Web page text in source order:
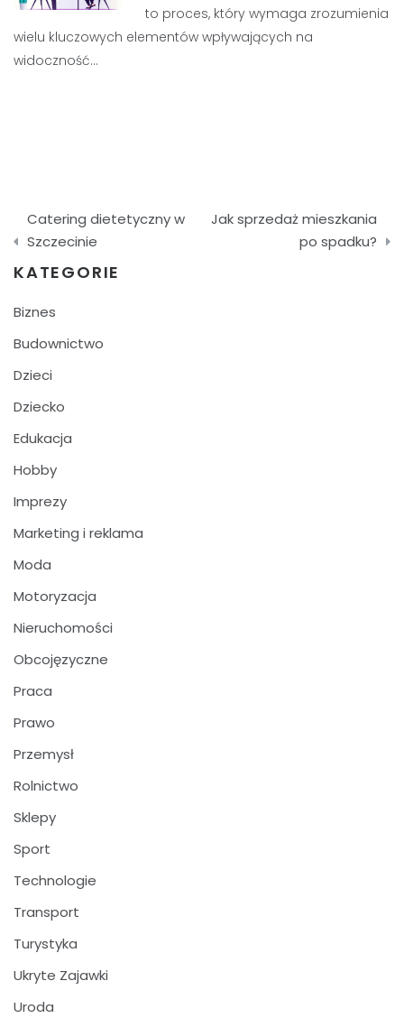
to proces, który wymaga zrozumienia
wielu kluczowych elementów wpływających na
widoczność…
Nawigacja
wpisu
Catering dietetyczny w
Szczecinie
Jak sprzedaż mieszkania
po spadku?
KATEGORIE
Biznes
Budownictwo
Dzieci
Dziecko
Edukacja
Hobby
Imprezy
Marketing i reklama
Moda
Motoryzacja
Nieruchomości
Obcojęzyczne
Praca
Prawo
Przemysł
Rolnictwo
Sklepy
Sport
Technologie
Transport
Turystyka
Ukryte Zajawki
Uroda